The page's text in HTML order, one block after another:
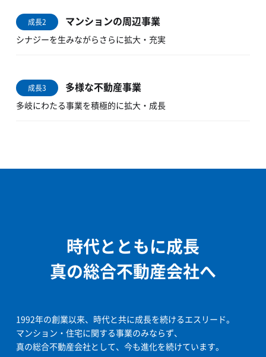
成長2 マンションの周辺事業
シナジーを生みながらさらに拡大・充実
成長3 多様な不動産事業
多岐にわたる事業を積極的に拡大・成長
時代とともに成長
真の総合不動産会社へ
1992年の創業以来、時代と共に成長を続けるエスリード。
マンション・住宅に関する事業のみならず、
真の総合不動産会社として、今も進化を続けています。